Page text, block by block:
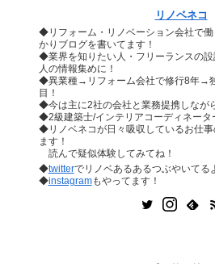
リノベネコ
◆リフォーム・リノベーション会社で
かりブログを書いてます！
◆業界を知りたい人・フリーランスの
人の情報集めに！
◆異業種→リフォーム会社で修行8年→
目！
◆今は主に2社の会社と業務提携しなが
◆2級建築士/インテリアコーディネータ
◆リノベネコが日々吸収しているお仕
ます！
読んで疑似体験してみてね！
◆twitterでリノベあるあるつぶやいてる
◆instagramもやってます！